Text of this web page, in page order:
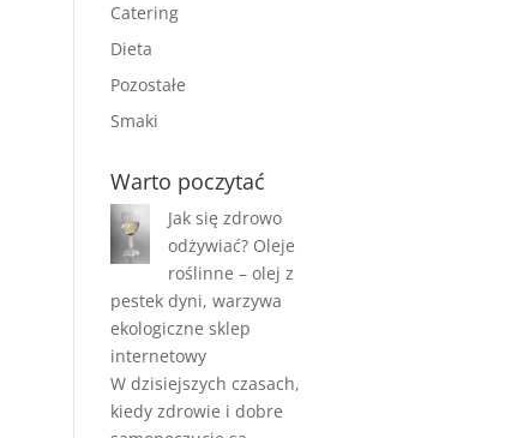
Catering
Dieta
Pozostałe
Smaki
Warto poczytać
Jak się zdrowo
odżywiać? Oleje
roślinne – olej z
pestek dyni, warzywa
ekologiczne sklep
internetowy
W dzisiejszych czasach,
kiedy zdrowie i dobre